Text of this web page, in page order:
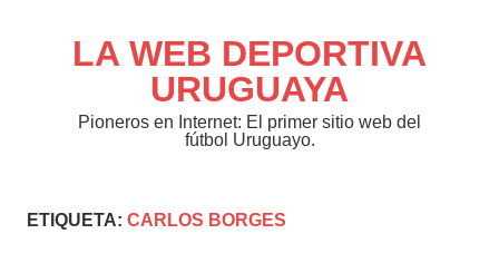
contenidoLA WEB DEPORTIVA
URUGUAYA
Pioneros en Internet: El primer sitio web del
fútbol Uruguayo.
ETIQUETA: CARLOS BORGES